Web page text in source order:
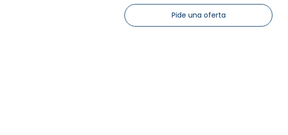
Pide una oferta